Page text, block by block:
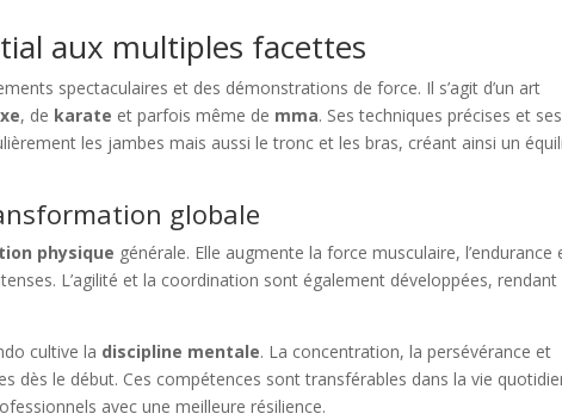
aux multiples facettes
spectaculaires et des démonstrations de force. Il s’agit d’un art
, de karate et parfois même de mma. Ses techniques précises et ses
les jambes mais aussi le tronc et les bras, créant ainsi un
globale
physique générale. Elle augmente la force musculaire, l’endurance
L’agilité et la coordination sont également développées, rendant
cultive la discipline mentale. La concentration, la persévérance et
dès le début. Ces compétences sont transférables dans la vie
avec une meilleure résilience.